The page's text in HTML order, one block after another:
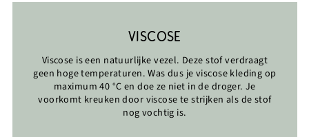
VISCOSE
Viscose is een natuurlijke vezel. Deze stof verdraagt
geen hoge temperaturen. Was dus je viscose kleding op
maximum 40 °C en doe ze niet in de droger. Je
voorkomt kreuken door viscose te strijken als de stof
nog vochtig is.